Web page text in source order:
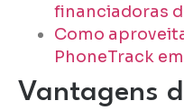
financiadoras
Como
PhoneTrack
Vantagens